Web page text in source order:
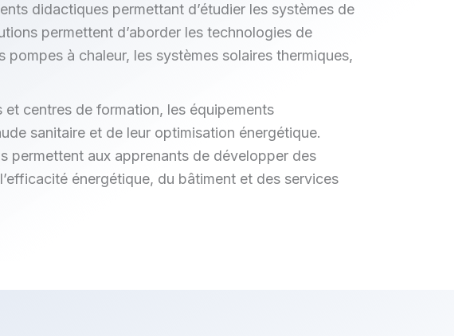
didactiques permettant d’étudier les systèmes de
permettent d’aborder les technologies de
à chaleur, les systèmes solaires thermiques,
et centres de formation, les équipements
sanitaire et de leur optimisation énergétique.
permettent aux apprenants de développer des
énergétique, du bâtiment et des services